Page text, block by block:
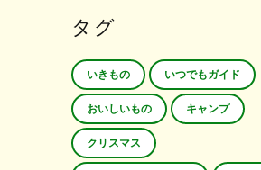
タグ
いきもの いつでもガイド
おいしいもの キャンプ
クリスマス